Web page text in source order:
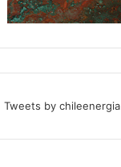
Tweets by chileenergia